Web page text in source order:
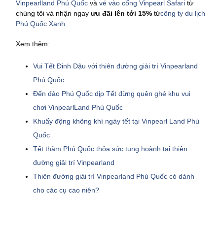
Vinpearlland Phú Quốc và vé vào cổng Vinpearl Safari từ
chúng tôi và nhận ngay ưu đãi lên tới 15% từcông ty du lịch
Phú Quốc Xanh
Xem thêm:
Vui Tết Đinh Dậu với thiên đường giải trí Vinpearland
Phú Quốc
Đến đảo Phú Quốc dịp Tết đừng quên ghé khu vui
chơi VinpearlLand Phú Quốc
Khuấy động không khí ngày tết tại Vinpearl Land Phú
Quốc
Tết thăm Phú Quốc thỏa sức tung hoành tại thiên
đường giải trí Vinpearland
Thiên đường giải trí Vinpearland Phú Quốc có dành
cho các cụ cao niên?